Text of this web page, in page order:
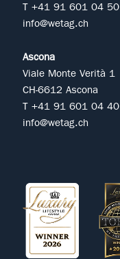
T +41 91 601 04 50
info@wetag.ch
Ascona
Viale Monte Verità 1
CH-6612 Ascona
T +41 91 601 04 40
info@wetag.ch